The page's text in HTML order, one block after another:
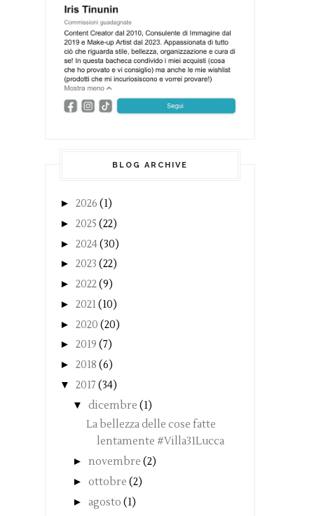
BLOG ARCHIVE
► 2026 (1)
► 2025 (22)
► 2024(30)
► 2023 (22)
► 2022(9)
► 2021(10)
► 2020 (20)
► 2019 (7)
► 2018 (6)
▼ 2017 (34)
▼ dicembre (1)
La bellezza delle cose fatte
lentamente #Villa31Lucca
► novembre (2)
► ottobre (2)
► agosto (1)